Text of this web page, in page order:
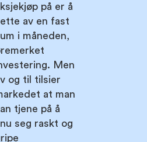
på er å
av en fast
i måneden,
Men
og til tilsier
at man
tjene på å
seg raskt og